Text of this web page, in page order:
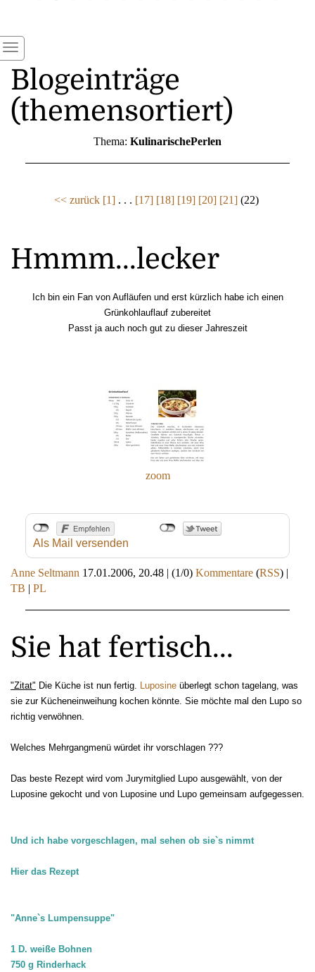
Blogeinträge
(themensortiert)
Thema: KulinarischePerlen
<< zurück [1] . . . [17] [18] [19] [20] [21] (22)
Hmmm...lecker
Ich bin ein Fan von Aufläufen und erst kürzlich habe ich einen
Grünkohlauflauf zubereitet
Passt ja auch noch gut zu dieser Jahreszeit
zoom
Als Mail versenden
Anne Seltmann 17.01.2006, 20.48 | (1/0) Kommentare (RSS) |
TB | PL
Sie hat fertisch...
"Zitat" Die Küche ist nun fertig. Luposine überlegt schon tagelang, was
sie zur Kücheneinweihung kochen könnte. Sie möchte mal den Lupo so
richtig verwöhnen.
Welches Mehrgangmenü würdet ihr vorschlagen ???
Das beste Rezept wird vom Jurymitglied Lupo ausgewählt, von der
Luposine gekocht und von Luposine und Lupo gemeinsam aufgegessen.
Und ich habe vorgeschlagen, mal sehen ob sie`s nimmt
Hier das Rezept
"Anne`s Lumpensuppe"
1 D. weiße Bohnen
750 g Rinderhack